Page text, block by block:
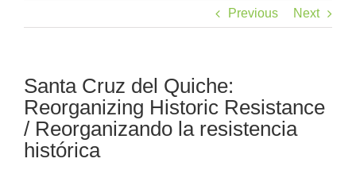
Previous Next
Santa Cruz del Quiche:
Reorganizing Historic Resistance
/ Reorganizando la resistencia
histórica